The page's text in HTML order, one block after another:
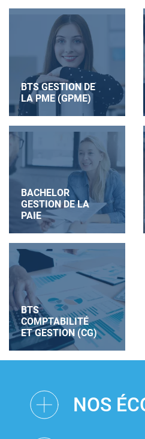
BTS GESTION DE
LA PME (GPME)
BACHELOR
GESTION DE LA
PAIE
BTS
COMPTABILITÉ
ET GESTION (CG)
NOS